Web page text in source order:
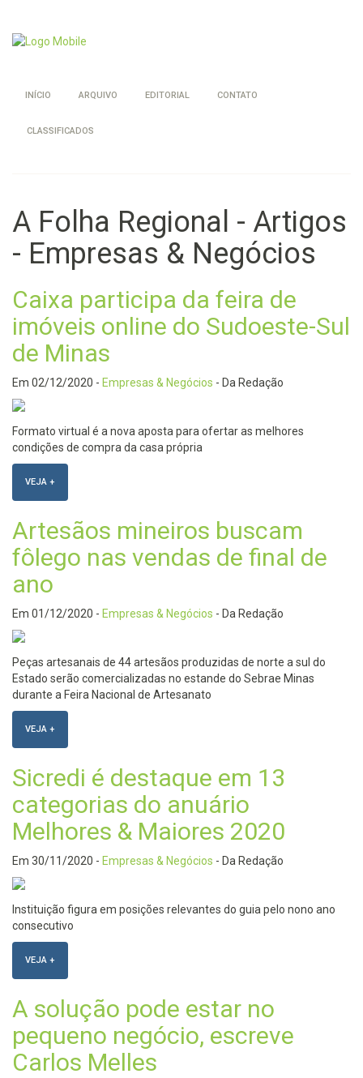
INÍCIO ARQUIVO EDITORIAL CONTATO
CLASSIFICADOS
A Folha Regional - Artigos
- Empresas & Negócios
Caixa participa da feira de
imóveis online do Sudoeste-Sul
de Minas
Em 02/12/2020 - Empresas & Negócios - Da Redação
Formato virtual é a nova aposta para ofertar as melhores
condições de compra da casa própria
VEJA +
Artesãos mineiros buscam
fôlego nas vendas de final de
ano
Em 01/12/2020 - Empresas & Negócios - Da Redação
Peças artesanais de 44 artesãos produzidas de norte a sul do
Estado serão comercializadas no estande do Sebrae Minas
durante a Feira Nacional de Artesanato
VEJA +
Sicredi é destaque em 13
categorias do anuário
Melhores & Maiores 2020
Em 30/11/2020 - Empresas & Negócios - Da Redação
Instituição figura em posições relevantes do guia pelo nono ano
consecutivo
VEJA +
A solução pode estar no
pequeno negócio, escreve
Carlos Melles